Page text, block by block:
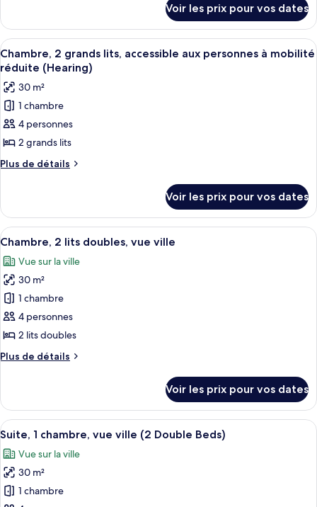
Shower)
(Roll-
In
Shower)
Suite,
chambre
(2
Queen
Beds)
le
type
de
chambre
chambre
(2
Queen
Beds)
Voir les prix pour vos dates
Afficher
toutes
les
photos
pour
ce
type
de
2
grands
lits,
accessible
aux
personnes
à
mobilité
réduite
(Hearing)
Une chambre d’hôtel avec deux
5
Chambre, 2 grands lits, accessible aux personnes à mobilité
réduite (Hearing)
30 m²
1 chambre
4 personnes
2 grands lits
Plus de détails
Plus
le
type
de
Chambre,
2
grands
lits,
accessible
aux
personnes
à
Voir les prix pour vos dates
Afficher
toutes
les
photos
pour
ce
type
chambre :
lits
doubles,
vue
ville
Une chambre d’hôtel avec deux lits,
6
Chambre, 2 lits doubles, vue ville
Vue sur la ville
30 m²
1 chambre
4 personnes
2 lits doubles
Plus de détails
Plus
le
type
de
Chambre,
2
lits
doubles,
Voir les prix pour vos dates
Afficher
toutes
les
photos
pour
Une chambre d’hôtel moderne
7
Suite, 1 chambre, vue ville (2 Double Beds)
Vue sur la ville
30 m²
1 chambre